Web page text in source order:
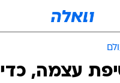
עצמה, כדי